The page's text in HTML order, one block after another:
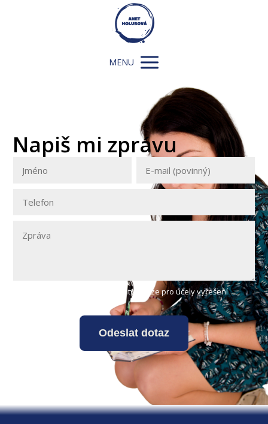
MENU
Napiš mi zprávu
Vaše osobní údaje budou použity pouze pro účely vyřešení
Odeslat dotaz